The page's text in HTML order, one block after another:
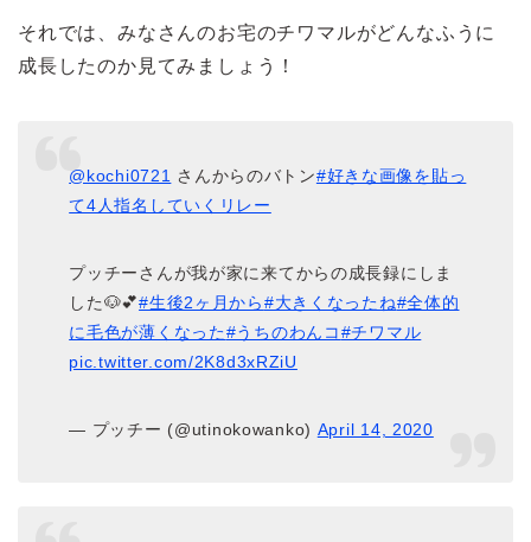
それでは、みなさんのお宅のチワマルがどんなふうに
成長したのか見てみましょう！
@kochi0721 さんからのバトン#好きな画像を貼っ
て4人指名していくリレー
プッチーさんが我が家に来てからの成長録にしま
した🐶💕#生後2ヶ月から#大きくなったね#全体的
に毛色が薄くなった#うちのわんコ#チワマル
pic.twitter.com/2K8d3xRZiU
— プッチー (@utinokowanko) April 14, 2020